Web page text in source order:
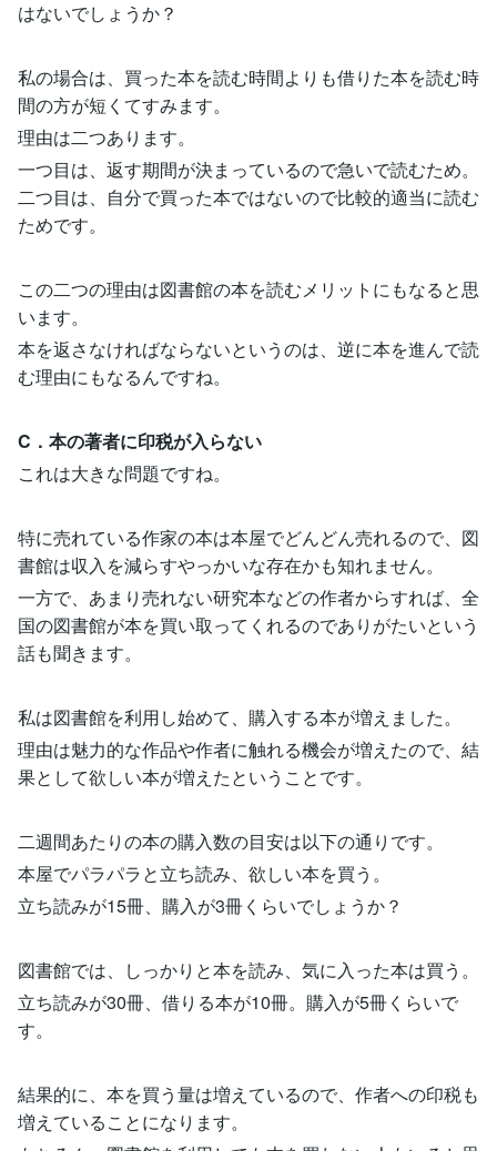
はないでしょうか？
私の場合は、買った本を読む時間よりも借りた本を読む時
間の方が短くてすみます。
理由は二つあります。
一つ目は、返す期間が決まっているので急いで読むため。
二つ目は、自分で買った本ではないので比較的適当に読む
ためです。
この二つの理由は図書館の本を読むメリットにもなると思
います。
本を返さなければならないというのは、逆に本を進んで読
む理由にもなるんですね。
C．本の著者に印税が入らない
これは大きな問題ですね。
特に売れている作家の本は本屋でどんどん売れるので、図
書館は収入を減らすやっかいな存在かも知れません。
一方で、あまり売れない研究本などの作者からすれば、全
国の図書館が本を買い取ってくれるのでありがたいという
話も聞きます。
私は図書館を利用し始めて、購入する本が増えました。
理由は魅力的な作品や作者に触れる機会が増えたので、結
果として欲しい本が増えたということです。
二週間あたりの本の購入数の目安は以下の通りです。
本屋でパラパラと立ち読み、欲しい本を買う。
立ち読みが15冊、購入が3冊くらいでしょうか？
図書館では、しっかりと本を読み、気に入った本は買う。
立ち読みが30冊、借りる本が10冊。購入が5冊くらいで
す。
結果的に、本を買う量は増えているので、作者への印税も
増えていることになります。